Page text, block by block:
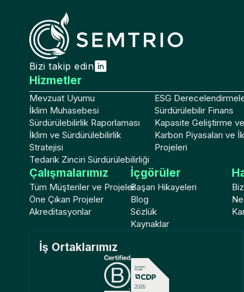
Bizi takip edin
Hizmetler
Mevzuat Uyumu
İklim Muhasebesi
Sürdürülebilirlik Raporlaması
İklim ve Sürdürülebilirlik
Stratejisi
Tedarik Zinciri Sürdürülebilirliği
ESG
Sürdürülebilir Finans
Kapasite Geliştirme
Karbon Piyasaları ve
Projeleri
Çalışmalarımız
Tüm Müşteriler ve Projeler
Öne Çıkan Projeler
Akreditasyonlar
İçgörüler
Başarı Hikayeleri
Blog
Sözlük
Kaynaklar
İş Ortaklarımız